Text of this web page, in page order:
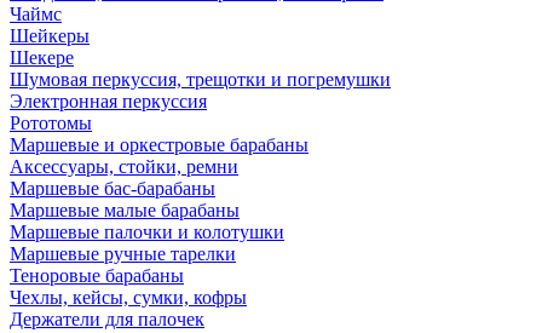
Чаймс
Шейкеры
Шекере
Шумовая перкуссия, трещотки и погремушки
Электронная перкуссия
Рототомы
Маршевые и оркестровые барабаны
Аксессуары, стойки, ремни
Маршевые бас-барабаны
Маршевые малые барабаны
Маршевые палочки и колотушки
Маршевые ручные тарелки
Теноровые барабаны
Чехлы, кейсы, сумки, кофры
Держатели для палочек